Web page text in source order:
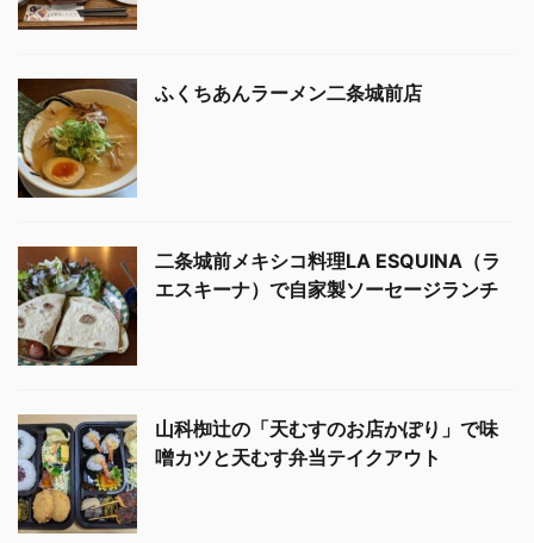
ふくちあんラーメン二条城前店
二条城前メキシコ料理LA ESQUINA（ラ
エスキーナ）で自家製ソーセージランチ
山科椥辻の「天むすのお店かぽり」で味
噌カツと天むす弁当テイクアウト